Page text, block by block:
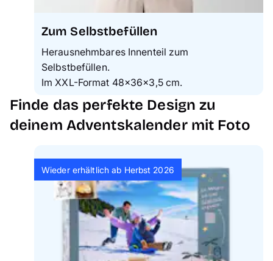
Zum Selbstbefüllen
Herausnehmbares Innenteil zum
Selbstbefüllen.
Im XXL-Format 48×36×3,5 cm.
Finde das perfekte Design zu
deinem Adventskalender mit Foto
Wieder erhältlich ab Herbst 2026